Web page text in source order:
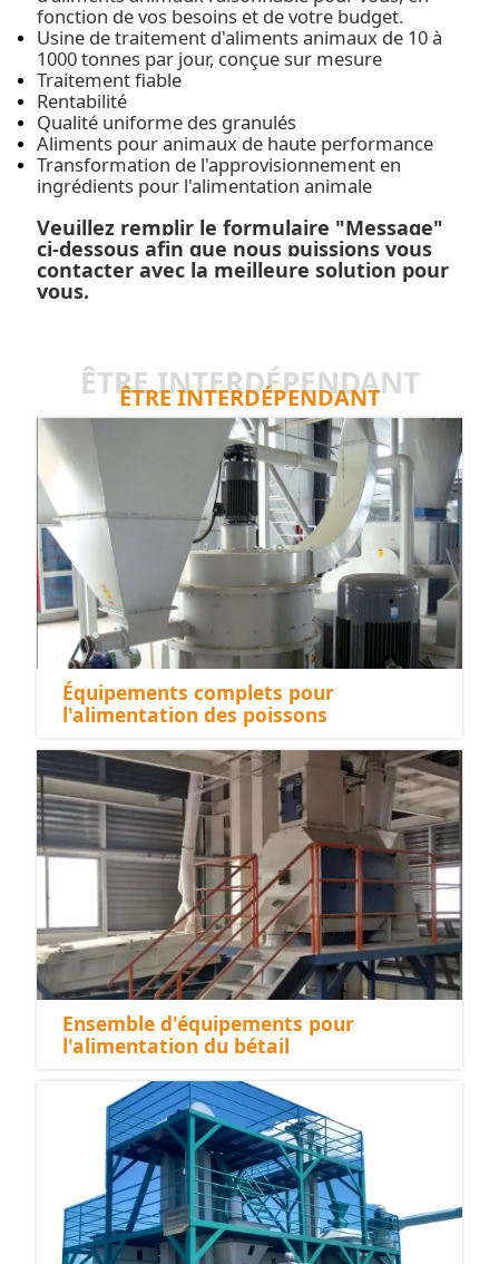
fonction de vos besoins et de votre budget.
Usine de traitement d'aliments animaux de 10 à
1000 tonnes par jour, conçue sur mesure
Traitement fiable
Rentabilité
Qualité uniforme des granulés
Aliments pour animaux de haute performance
Transformation de l'approvisionnement en
ingrédients pour l'alimentation animale
Veuillez remplir le formulaire "Message"
ci-dessous afin que nous puissions vous
contacter avec la meilleure solution pour
vous.
ÊTRE INTERDÉPENDANT
ÊTRE INTERDÉPENDANT
Équipements complets pour
l'alimentation des poissons
Ensemble d'équipements pour
l'alimentation du bétail